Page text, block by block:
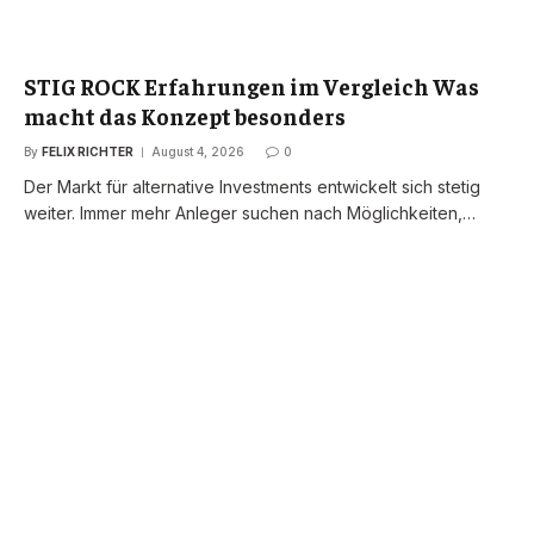
STIG ROCK Erfahrungen im Vergleich Was
macht das Konzept besonders
By FELIX RICHTER August 4, 2026 0
Der Markt für alternative Investments entwickelt sich stetig
weiter. Immer mehr Anleger suchen nach Möglichkeiten,…